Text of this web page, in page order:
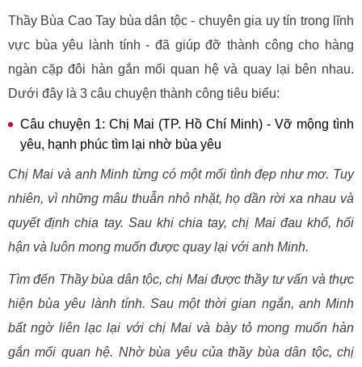
Thầy Bùa Cao Tay bùa dân tộc - chuyên gia uy tín trong lĩnh
vực bùa yêu lành tính - đã giúp đỡ thành công cho hàng
ngàn cặp đôi hàn gắn mối quan hệ và quay lại bên nhau.
Dưới đây là 3 câu chuyện thành công tiêu biểu:
Câu chuyện 1: Chị Mai (TP. Hồ Chí Minh) - Vỡ mộng tình
yêu, hạnh phúc tìm lại nhờ bùa yêu
Chị Mai và anh Minh từng có một mối tình đẹp như mơ. Tuy
nhiên, vì những mâu thuẫn nhỏ nhặt, họ dần rời xa nhau và
quyết định chia tay. Sau khi chia tay, chị Mai đau khổ, hối
hận và luôn mong muốn được quay lại với anh Minh.
Tìm đến Thầy bùa dân tộc, chị Mai được thầy tư vấn và thực
hiện bùa yêu lành tính. Sau một thời gian ngắn, anh Minh
bất ngờ liên lạc lại với chị Mai và bày tỏ mong muốn hàn
gắn mối quan hệ. Nhờ bùa yêu của thầy bùa dân tộc, chị